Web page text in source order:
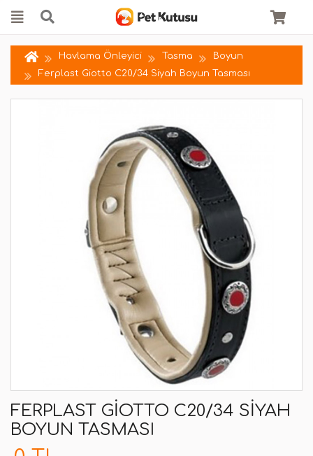
Havlama Önleyici Tasma
Boyun
Ferplast Giotto C20/34 Siyah Boyun Tasması
FERPLAST GIOTTO C20/34 SIYAH
BOYUN TASMASI